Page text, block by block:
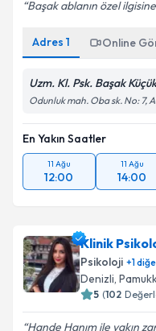
Başak ablanın özel
Adres 1 Online
Uzm. Kl. Psk. Başak
Odunluk mah. Oba sk. No: 7,
En Yakın Saatler
11 Ağu
12:00
11 Ağu
14:00
Klinik
Psikoloji +1
Denizli,
5 (102
Hande Hanım ile yakın